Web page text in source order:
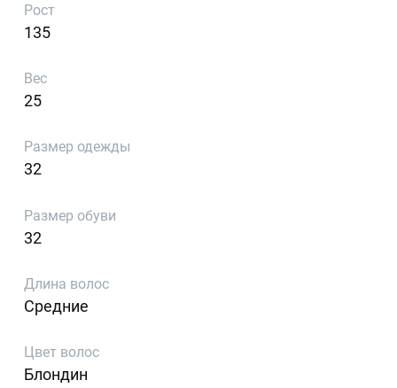
Рост
135
Вес
25
Размер одежды
32
Размер обуви
32
Длина волос
Средние
Цвет волос
Блондин